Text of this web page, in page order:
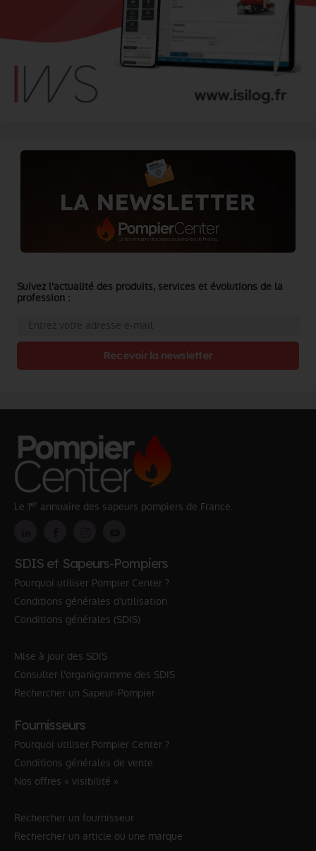
Suivez l'actualité des produits, services et évolutions de la
profession :
Recevoir la newsletter
Le 1er annuaire des sapeurs pompiers de France.
SDIS et Sapeurs-Pompiers
Pourquoi utiliser Pompier Center ?
Conditions générales d'utilisation
Conditions générales (SDIS)
Mise à jour des SDIS
Consulter l'organigramme des SDIS
Rechercher un Sapeur-Pompier
Fournisseurs
Pourquoi utiliser Pompier Center ?
Conditions générales de vente
Nos offres « visibilité »
Rechercher un fournisseur
Rechercher un article ou une marque